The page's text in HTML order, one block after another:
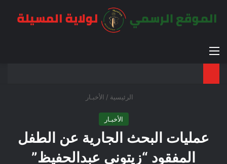
القائمة
الرئيسية / الأخبـار
الأخبـار
عمليات البحث الجارية عن الطفل
المفقود “زيتوني عبدالحفيظ”